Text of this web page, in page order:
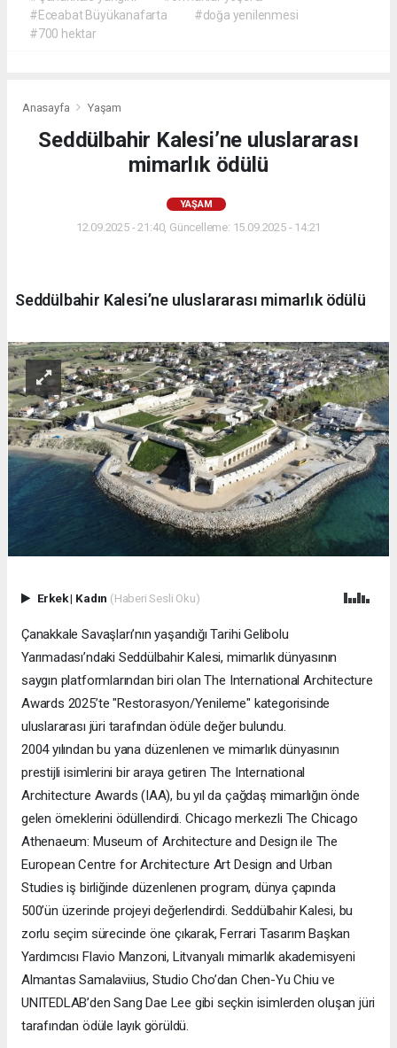
#Eceabat Büyükanafarta
#doğa yenilenmesi
#700 hektar
Anasayfa Yaşam
Seddülbahir Kalesi’ne uluslararası
mimarlık ödülü
YAŞAM
12.09.2025 - 21:40, Güncelleme: 15.09.2025 - 14:21
Seddülbahir Kalesi’ne uluslararası mimarlık ödülü
Erkek| Kadın (Haberi Sesli Oku)
Çanakkale Savaşları’nın yaşandığı Tarihi Gelibolu
Yarımadası’ndaki Seddülbahir Kalesi, mimarlık dünyasının
saygın platformlarından biri olan The International Architecture
Awards 2025’te "Restorasyon/Yenileme" kategorisinde
uluslararası jüri tarafından ödüle değer bulundu.
2004 yılından bu yana düzenlenen ve mimarlık dünyasının
prestijli isimlerini bir araya getiren The International
Architecture Awards (IAA), bu yıl da çağdaş mimarlığın önde
gelen örneklerini ödüllendirdi. Chicago merkezli The Chicago
Athenaeum: Museum of Architecture and Design ile The
European Centre for Architecture Art Design and Urban
Studies iş birliğinde düzenlenen program, dünya çapında
500’ün üzerinde projeyi değerlendirdi. Seddülbahir Kalesi, bu
zorlu seçim sürecinde öne çıkarak, Ferrari Tasarım Başkan
Yardımcısı Flavio Manzoni, Litvanyalı mimarlık akademisyeni
Almantas Samalaviius, Studio Cho’dan Chen-Yu Chiu ve
UNITEDLAB’den Sang Dae Lee gibi seçkin isimlerden oluşan jüri
tarafından ödüle layık görüldü.